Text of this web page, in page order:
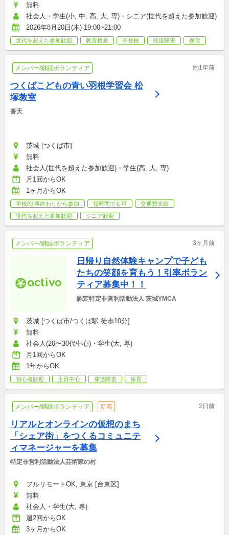
無料
社会人・学生(小, 中, 高, 大, 専)・シニア(世代を超えた参加歓迎)
2026年8月20日(木) 19:00~21:00
世代を超えた参加歓迎 教育格差 不登校 発達障害 保育
メンバー/継続ボランティア 約1年前
つくばこどもの青い羽根学習会 松
塚教室
蒼天
茨城 [つくば市]
無料
社会人(世代を超えた参加歓迎)・学生(高, 大, 専)
月1回からOK
1ヶ月からOK
学校/仕事終わりから参加 短時間でも可
交通費支給
世代を超えた参加歓迎
シニア歓迎
メンバー/継続ボランティア 3ヶ月前
日帰り自然体験キャンプで子ども
たちの笑顔を育もう！引率ボラン
ティア募集中！！
認定特定非営利活動法人 茨城YMCA
茨城 [つくば市/つくば駅 徒歩10分]
無料
社会人(20〜30代中心)・学生(大, 専)
月1回からOK
1年からOK
初心者歓迎 土日中心 発達障害 保育
メンバー/継続ボランティア 新着 2日前
リアルとオンラインの仮想のまち
「シェア街」をつくるコミュニテ
ィマネージャーを募集
特定非営利活動法人芸術家の村
フルリモートOK, 東京 [台東区]
無料
社会人・学生(大, 専)
週2回からOK
3ヶ月からOK